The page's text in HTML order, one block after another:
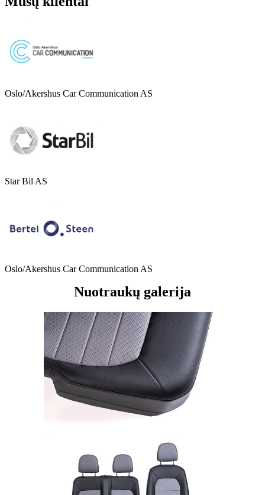
Oslo/Akershus Car Communication AS
Star Bil AS
Oslo/Akershus Car Communication AS
Nuotraukų galerija